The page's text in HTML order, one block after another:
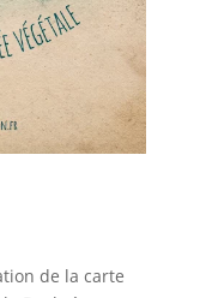
de la carte